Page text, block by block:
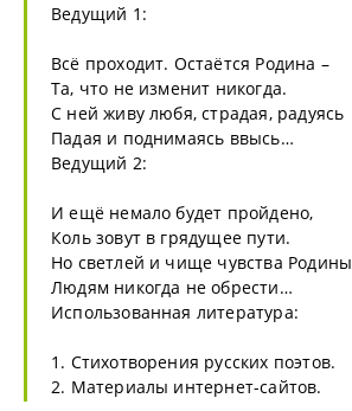
Ведущий 1:
Всё проходит. Остаётся Родина –
Та, что не изменит никогда.
С ней живу любя, страдая, радуясь
Падая и поднимаясь ввысь…
Ведущий 2:
И ещё немало будет пройдено,
Коль зовут в грядущее пути.
Но светлей и чище чувства Родины
Людям никогда не обрести…
Использованная литература:
1. Стихотворения русских поэтов.
2. Материалы интернет-сайтов.